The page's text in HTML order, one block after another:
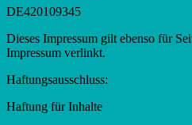
DE420109345
Dieses Impressum gilt ebenso für
Impressum verlinkt.
Haftungsausschluss:
Haftung für Inhalte